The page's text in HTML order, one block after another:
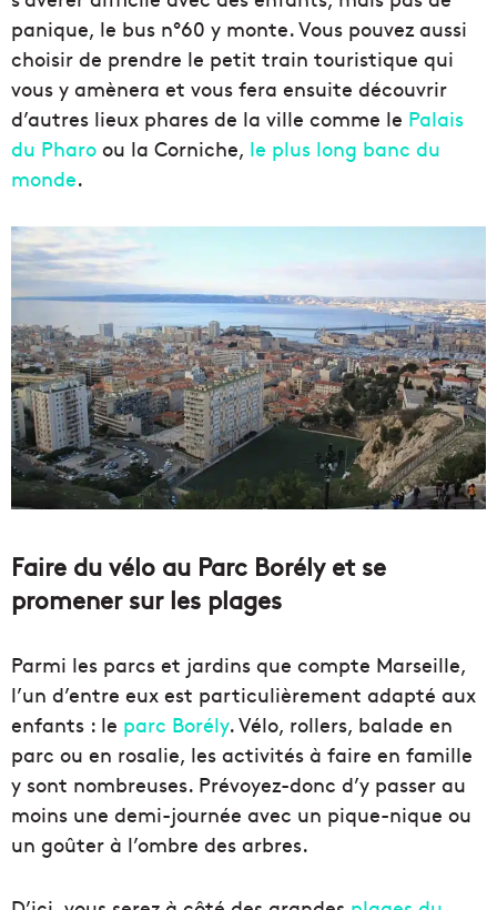
panique, le bus n°60 y monte. Vous pouvez aussi
choisir de prendre le petit train touristique qui
vous y amènera et vous fera ensuite découvrir
d’autres lieux phares de la ville comme le Palais
du Pharo ou la Corniche, le plus long banc du
monde.
Faire du vélo au Parc Borély et se
promener sur les plages
Parmi les parcs et jardins que compte Marseille,
l’un d’entre eux est particulièrement adapté aux
enfants : le parc Borély. Vélo, rollers, balade en
parc ou en rosalie, les activités à faire en famille
y sont nombreuses. Prévoyez-donc d’y passer au
moins une demi-journée avec un pique-nique ou
un goûter à l’ombre des arbres.